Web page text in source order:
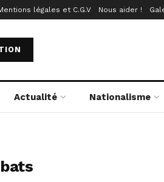
légales et C.G.V Nous aider !
Actualité Nationalisme